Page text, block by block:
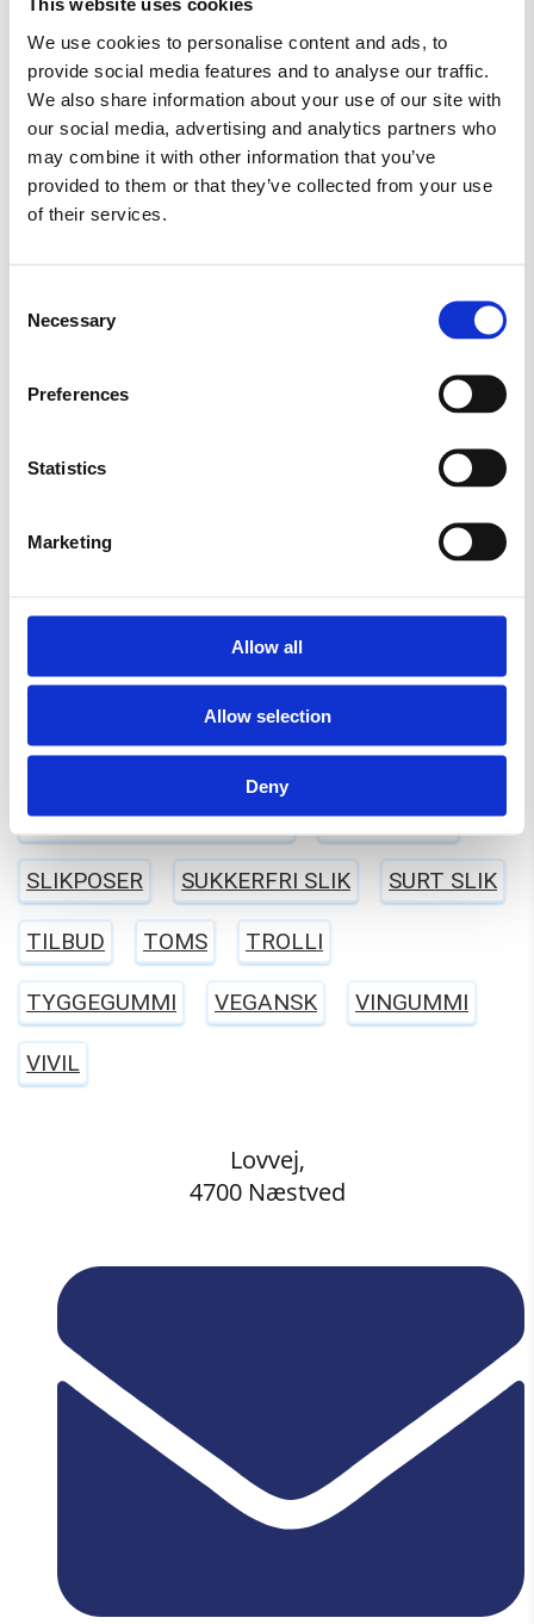
We use cookies to personalise content and ads, to
provide social media features and to analyse our traffic.
We also share information about your use of our site with
our social media, advertising and analytics partners who
may combine it with other information that you’ve
provided to them or that they’ve collected from your use
of their services.
Selection
Necessary
Preferences
Statistics
Marketing
Allow all
Allow selection
Deny
ANTON BERG BABYSHOWER/BARNEDÅB
BLAND SELV SLIK BOLCHER
CANDYLAND
ERHVERV
FASTELAVN FØDSELSDAG
GELATINEFRI HALLOWEEN
LAKRIDS
MORS DAG NYT SLIK
RED BAND
SKUM SLIKAWAY
SLIK KASSER (KØB 2 KG.) SLIKKEPIND
SLIKPOSER SUKKERFRI SLIK SURT SLIK
TILBUD TOMS TROLLI
TYGGEGUMMI VEGANSK VINGUMMI
VIVIL
Lovvej,
4700 Næstved